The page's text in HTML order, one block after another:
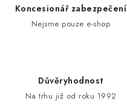
Koncesionář zabezpečení
Nejsme pouze e-shop
Důvěryhodnost
Na trhu již od roku 1992